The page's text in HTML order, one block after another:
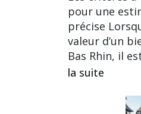
pour une
précise
valeur d’un
Bas Rhin, il
la suite